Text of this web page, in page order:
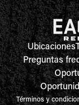
Ubicaciones
Preguntas
Términos y